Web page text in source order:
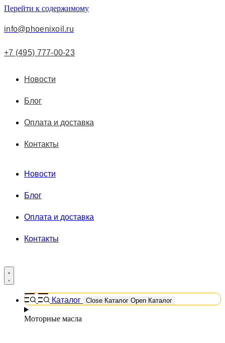
Перейти к содержимому
info@phoenixoil.ru
+7 (495) 777-00-23
Новости
Блог
Оплата и доставка
Контакты
Новости
Блог
Оплата и доставка
Контакты
Каталог Close Каталог Open Каталог
Моторные масла